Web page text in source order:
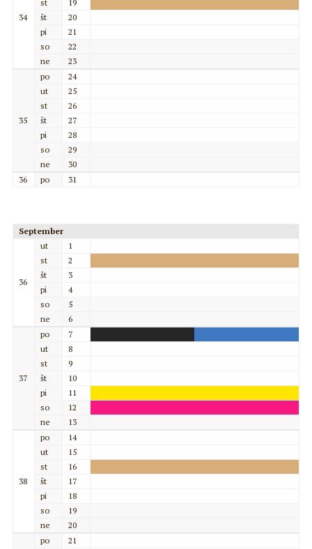
34
st
19
št
20
pi
21
so
22
ne
23
35
po
24
ut
25
st
26
št
27
pi
28
so
29
ne
30
36
po 31
September
36
ut
1
st
2
št
3
pi
4
so
5
ne
6
37
po
7
ut
8
st
9
št
10
pi
11
so
12
ne
13
38
po
14
ut
15
st
16
št
17
pi
18
so
19
ne
20
po
21